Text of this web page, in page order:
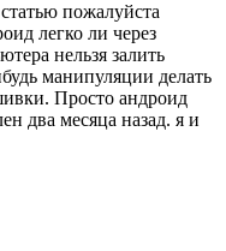
пожалуйста
легко ли через
нельзя залить
манипуляции делать
Просто андроид
два месяца назад. я и